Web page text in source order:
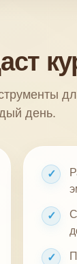
день.
✓
✓
✓